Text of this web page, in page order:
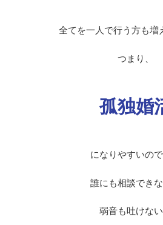
全てを一人で行う方も増
つまり、
孤独婚
になりやすいので
誰にも相談できな
弱音も吐けない